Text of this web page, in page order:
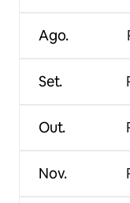
Ago.
Set.
Out.
Nov.